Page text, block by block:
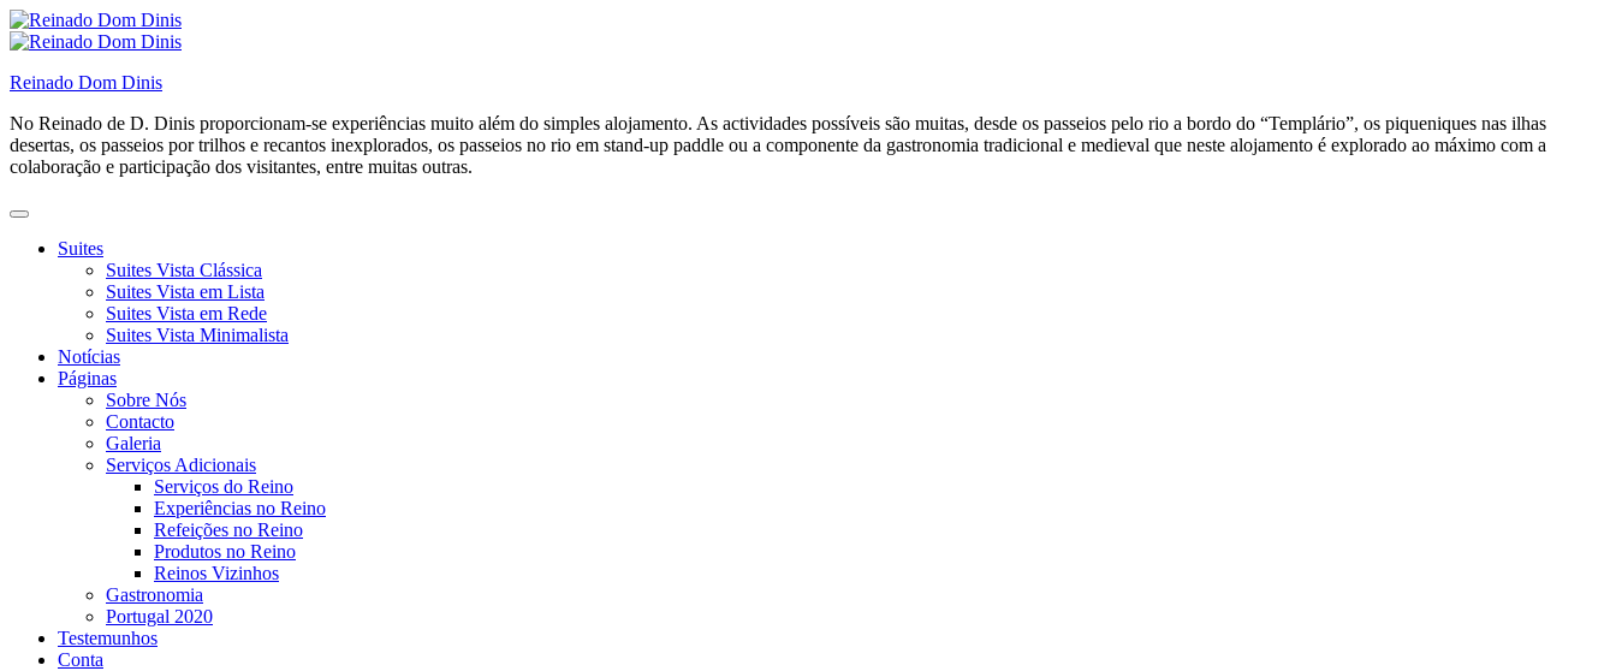
Skip
to
Reinado Dom Dinis
No Reinado de D. Dinis proporcionam-se experiências muito além do simples alojamento. As actividades possíveis são muitas, desde os passeios pelo rio a bordo do “Templário”, os piqueniques nas ilhas
desertas, os passeios por trilhos e recantos inexplorados, os passeios no rio em stand-up paddle ou a componente da gastronomia tradicional e medieval que neste alojamento é explorado ao máximo com a
colaboração e participação dos visitantes, entre muitas outras.
Suites
Suites Vista Clássica
Suites Vista em Lista
Suites Vista em Rede
Suites Vista Minimalista
Notícias
Páginas
Sobre Nós
Contacto
Galeria
Serviços Adicionais
Serviços do Reino
Experiências no Reino
Refeições no Reino
Produtos no Reino
Reinos Vizinhos
Gastronomia
Portugal 2020
Testemunhos
Conta